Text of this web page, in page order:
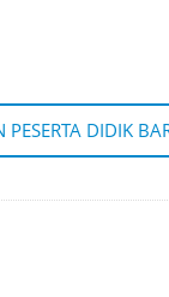
PESERTA DIDIK